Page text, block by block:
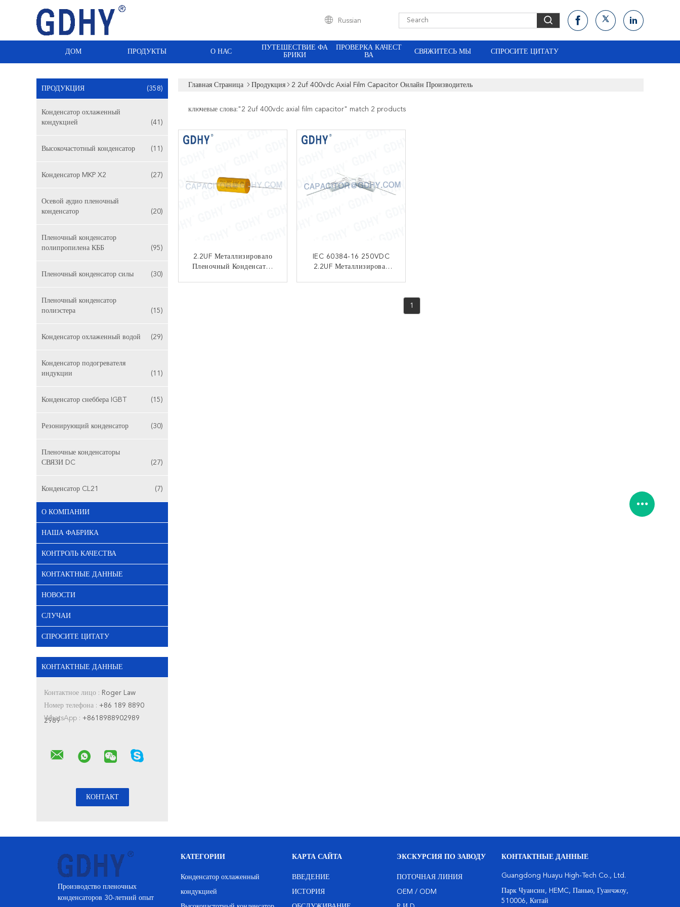
Russian
ДОМ ПРОДУКТЫ О НАС
ПУТЕШЕСТВИЕ ФА
БРИКИ
ПРОВЕРКА КАЧЕСТ
ВА
СВЯЖИТЕСЬ МЫ СПРОСИТЕ ЦИТАТУ
ПРОДУКЦИЯ (358)
Конденсатор охлаженный
кондукцией
(41)
Высокочастотный конденсатор (11)
Конденсатор MKP X2 (27)
Осевой аудио пленочный
конденсатор
(20)
Пленочный конденсатор
полипропилена КББ
(95)
Пленочный конденсатор силы (30)
Пленочный конденсатор
полиэстера
(15)
Конденсатор охлаженный водой (29)
Конденсатор подогревателя
индукции
(11)
Конденсатор снеббера IGBT (15)
Резонирующий конденсатор (30)
Пленочные конденсаторы
СВЯЗИ DC
(27)
Конденсатор CL21 (7)
О КОМПАНИИ
НАША ФАБРИКА
КОНТРОЛЬ КАЧЕСТВА
КОНТАКТНЫЕ ДАННЫЕ
НОВОСТИ
СЛУЧАИ
СПРОСИТЕ ЦИТАТУ
КОНТАКТНЫЕ ДАННЫЕ
Контактное лицо : Roger Law
Номер телефона : +86 189 8890
2989
WhatsApp : +8618988902989
Главная Страница Продукция 2 2uf 400vdc Axial Film Capacitor Онлайн Производитель
ключевые слова:" 2 2uf 400vdc axial film capacitor" match 2 products
2.2UF Металлизировало
Пленочный Конденсатор
IEC 60384-16 250VDC
2.2UF Металлизировал
1
Производство пленочных
конденсаторов 30-летний опыт
КАТЕГОРИИ
Конденсатор охлаженный
кондукцией
КАРТА САЙТА
ВВЕДЕНИЕ
ИСТОРИЯ
ЭКСКУРСИЯ ПО ЗАВОДУ
ПОТОЧНАЯ ЛИНИЯ
OEM / ODM
КОНТАКТНЫЕ ДАННЫЕ
Guangdong Huayu High-Tech Co., Ltd.
Парк Чуансин, HEMC, Панью, Гуанчжоу,
510006, Китай